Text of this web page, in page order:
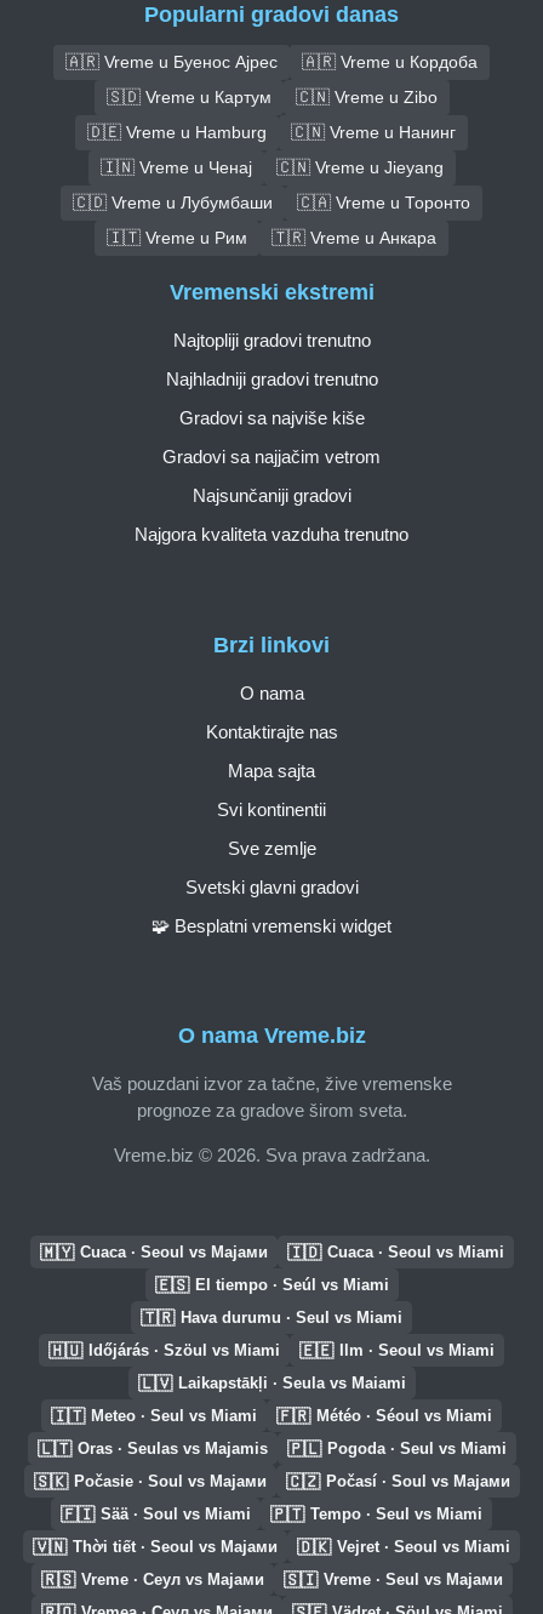
Popularni gradovi danas
🇦🇷 Vreme u Буенос Ајрес
🇦🇷 Vreme u Кордоба
🇸🇩 Vreme u Картум
🇨🇳 Vreme u Zibo
🇩🇪 Vreme u Hamburg
🇨🇳 Vreme u Нанинг
🇮🇳 Vreme u Ченај
🇨🇳 Vreme u Jieyang
🇨🇩 Vreme u Лубумбаши
🇨🇦 Vreme u Торонто
🇮🇹 Vreme u Рим
🇹🇷 Vreme u Анкара
O nama Vreme.biz
Vaš pouzdani izvor za tačne, žive vremenske
prognoze za gradove širom sveta.
Vreme.biz © 2026. Sva prava zadržana.
Brzi linkovi
O nama
Kontaktirajte nas
Mapa sajta
Svi kontinentii
Sve zemlje
Svetski glavni gradovi
🧩 Besplatni vremenski widget
Vremenski ekstremi
Najtopliji gradovi trenutno
Najhladniji gradovi trenutno
Gradovi sa najviše kiše
Gradovi sa najjačim vetrom
Najsunčaniji gradovi
Najgora kvaliteta vazduha trenutno
🇲🇾 Cuaca · Seoul vs Мајами 🇮🇩 Cuaca · Seoul vs Miami
🇪🇸 El tiempo · Seúl vs Miami
🇹🇷 Hava durumu · Seul vs Miami
🇭🇺 Időjárás · Szöul vs Miami 🇪🇪 Ilm · Seoul vs Miami
🇱🇻 Laikapstākļi · Seula vs Maiami
🇮🇹 Meteo · Seul vs Miami 🇫🇷 Météo · Séoul vs Miami
🇱🇹 Oras · Seulas vs Majamis 🇵🇱 Pogoda · Seul vs Miami
🇸🇰 Počasie · Soul vs Мајами 🇨🇿 Počasí · Soul vs Мајами
🇫🇮 Sää · Soul vs Miami 🇵🇹 Tempo · Seul vs Miami
🇻🇳 Thời tiết · Seoul vs Мајами 🇩🇰 Vejret · Seoul vs Miami
🇷🇸 Vreme · Сеул vs Мајами 🇸🇮 Vreme · Seul vs Мајами